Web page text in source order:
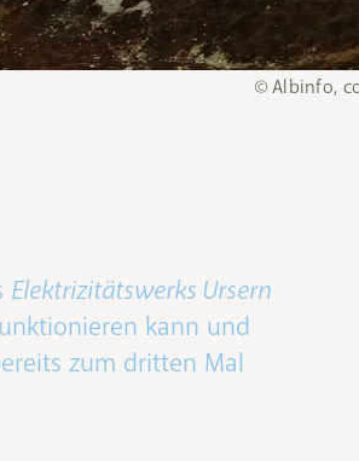
© Albinfo,
Elektrizitätswerks Ursern
kann und
zum dritten Mal